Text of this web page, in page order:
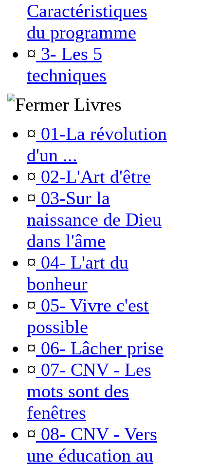
Caractéristiques
du programme
¤ 3- Les 5
techniques
Livres
¤ 01-La révolution
d'un ...
¤ 02-L'Art d'être
¤ 03-Sur la
naissance de Dieu
dans l'âme
¤ 04- L'art du
bonheur
¤ 05- Vivre c'est
possible
¤ 06- Lâcher prise
¤ 07- CNV - Les
mots sont des
fenêtres
¤ 08- CNV - Vers
une éducation au